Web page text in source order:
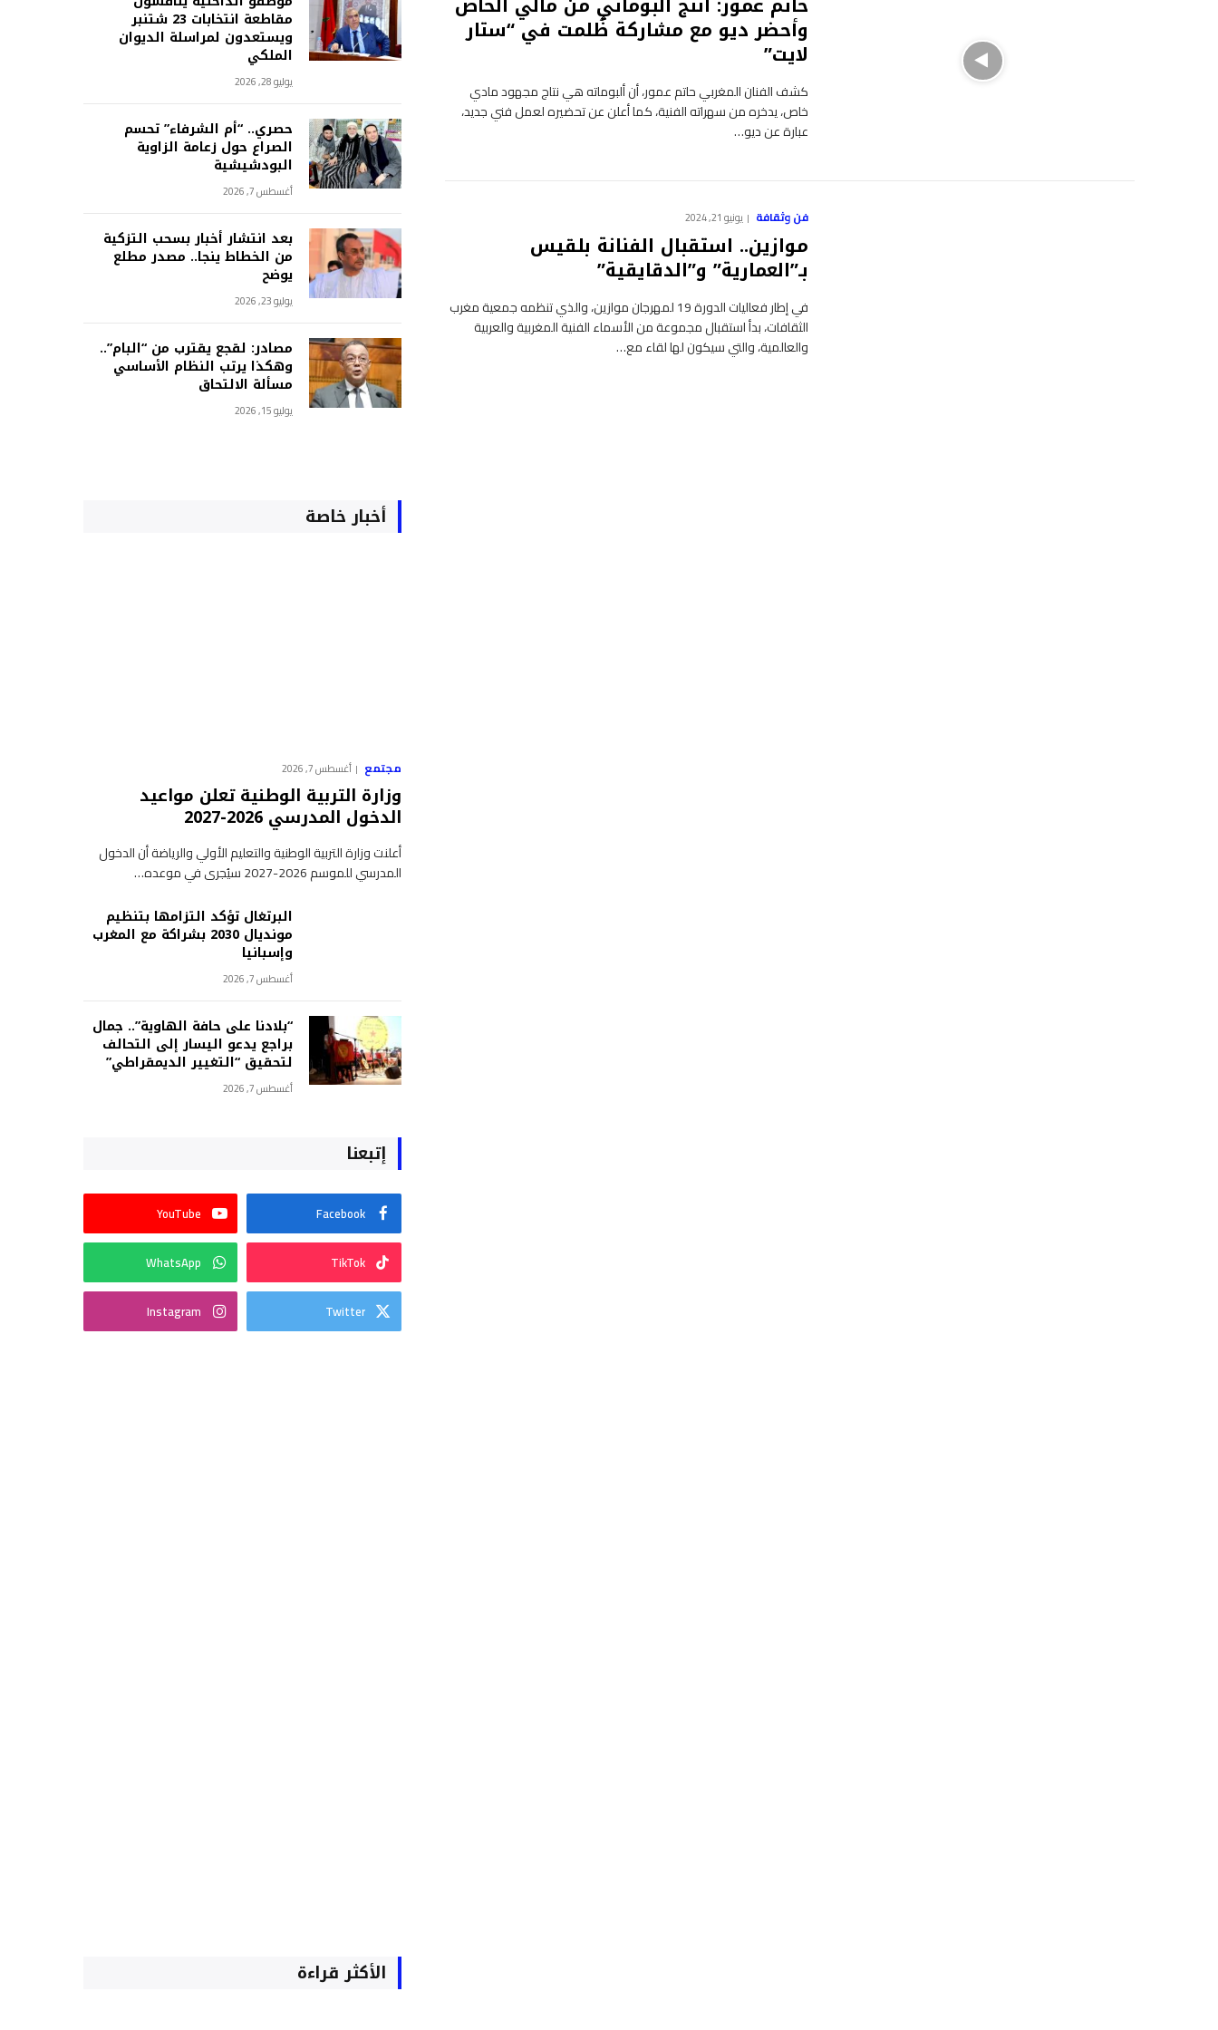
وأحضر ديو مع مشاركة ظُلمت في “ستار
لايت”
كشف الفنان المغربي حاتم عمور، أن ألبوماته هي نتاج مجهود مادي
خاص، يدخره من سهراته الفنية، كما أعلن عن تحضيره لعمل فني جديد،
عبارة عن ديو…
فن وثقافة يونيو 21, 2024
موازين.. استقبال الفنانة بلقيس
بـ”العمارية” و”الدقايقية”
في إطار فعاليات الدورة 19 لمهرجان موازين، والذي تنظمه جمعية مغرب
الثقافات، بدأ استقبال مجموعة من الأسماء الفنية المغربية والعربية
والعالمية، والتي سيكون لها لقاء مع…
مقاطعة انتخابات 23 شتنبر
ويستعدون لمراسلة الديوان
الملكي
يوليو 28, 2026
حصري.. “أم الشرفاء” تحسم
الصراع حول زعامة الزاوية
البودشيشية
أغسطس 7, 2026
بعد انتشار أخبار بسحب التزكية
من الخطاط ينجا.. مصدر مطلع
يوضح
يوليو 23, 2026
مصادر: لقجع يقترب من “البام”..
وهكذا يرتب النظام الأساسي
مسألة الالتحاق
يوليو 15, 2026
أخبار خاصة
مجتمع أغسطس 7, 2026
وزارة التربية الوطنية تعلن مواعيد
الدخول المدرسي 2026-2027
أعلنت وزارة التربية الوطنية والتعليم الأولي والرياضة أن الدخول
المدرسي للموسم 2026-2027 سيُجرى في موعده…
البرتغال تؤكد التزامها بتنظيم
مونديال 2030 بشراكة مع المغرب
وإسبانيا
أغسطس 7, 2026
“بلادنا على حافة الهاوية”.. جمال
براجع يدعو اليسار إلى التحالف
لتحقيق “التغيير الديمقراطي”
أغسطس 7, 2026
إتبعنا
Facebook
YouTube
TikTok
WhatsApp
Twitter
Instagram
الأكثر قراءة